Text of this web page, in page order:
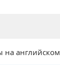
на английском